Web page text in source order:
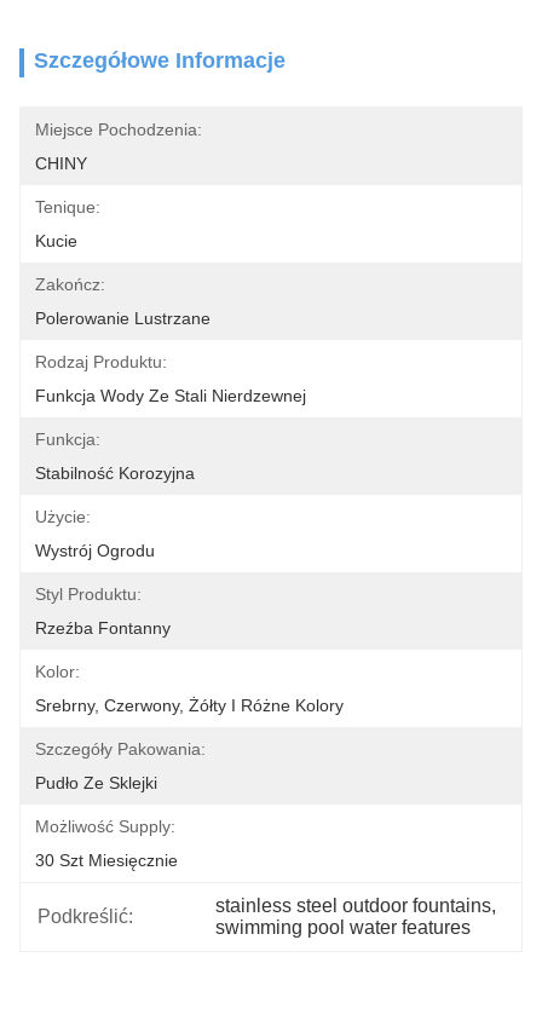
Szczegółowe Informacje
Miejsce Pochodzenia:
CHINY
Tenique:
Kucie
Zakończ:
Polerowanie Lustrzane
Rodzaj Produktu:
Funkcja Wody Ze Stali Nierdzewnej
Funkcja:
Stabilność Korozyjna
Użycie:
Wystrój Ogrodu
Styl Produktu:
Rzeźba Fontanny
Kolor:
Srebrny, Czerwony, Żółty I Różne Kolory
Szczegóły Pakowania:
Pudło Ze Sklejki
Możliwość Supply:
30 Szt Miesięcznie
Podkreślić:
stainless steel outdoor fountains,
swimming pool water features